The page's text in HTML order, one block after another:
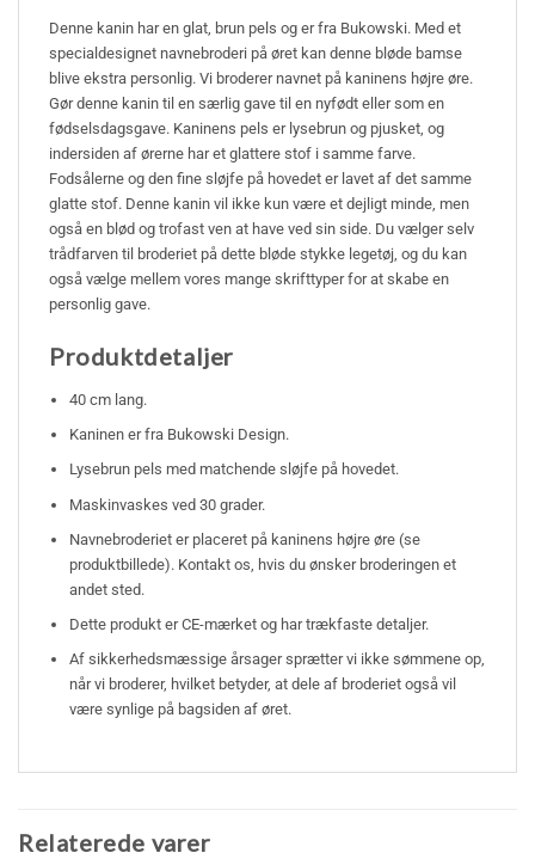
Denne kanin har en glat, brun pels og er fra Bukowski. Med et
specialdesignet navnebroderi på øret kan denne bløde bamse
blive ekstra personlig. Vi broderer navnet på kaninens højre øre.
Gør denne kanin til en særlig gave til en nyfødt eller som en
fødselsdagsgave. Kaninens pels er lysebrun og pjusket, og
indersiden af ørerne har et glattere stof i samme farve.
Fodsålerne og den fine sløjfe på hovedet er lavet af det samme
glatte stof. Denne kanin vil ikke kun være et dejligt minde, men
også en blød og trofast ven at have ved sin side. Du vælger selv
trådfarven til broderiet på dette bløde stykke legetøj, og du kan
også vælge mellem vores mange skrifttyper for at skabe en
personlig gave.
Produktdetaljer
40 cm lang.
Kaninen er fra Bukowski Design.
Lysebrun pels med matchende sløjfe på hovedet.
Maskinvaskes ved 30 grader.
Navnebroderiet er placeret på kaninens højre øre (se
produktbillede). Kontakt os, hvis du ønsker broderingen et
andet sted.
Dette produkt er CE-mærket og har trækfaste detaljer.
Af sikkerhedsmæssige årsager sprætter vi ikke sømmene op,
når vi broderer, hvilket betyder, at dele af broderiet også vil
være synlige på bagsiden af øret.
Relaterede varer